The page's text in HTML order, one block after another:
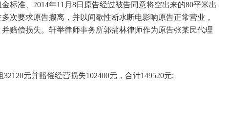
标准、2014年11月8日原告经过被告同意将空出来的80平米出
次要求原告搬离，并以间歇性断水断电影响原告正常营业，
赔偿损失。轩举律师事务所郭蒲林律师作为原告张某民代理
元并赔偿经营损失102400元，合计149520元;